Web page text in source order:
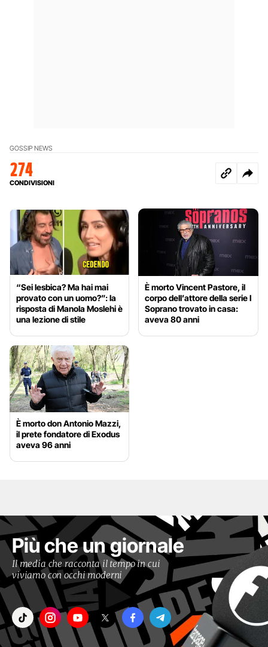
GOSSIP NEWS
274
CONDIVISIONI
“Sei lesbica? Ma hai mai
provato con un uomo?”: la
risposta di Manola Moslehi è
una lezione di stile
È morto Vincent Pastore, il
corpo dell’attore della serie I
Soprano trovato in casa:
aveva 80 anni
È morto don Antonio Mazzi,
il prete fondatore di Exodus
aveva 96 anni
Più che un giornale
Il media che racconta il tempo in cui
viviamo con occhi moderni